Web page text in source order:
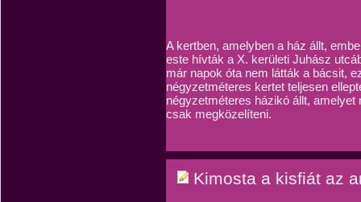
A kertben, amelyben a ház állt,
este hívták a X. kerületi Juhász
már napok óta nem látták a bácsit,
négyzetméteres kertet teljesen
négyzetméteres házikó állt, amelyet
csak megközelíteni.
Kimosta a kisfiát az